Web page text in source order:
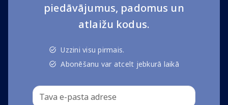
piedāvājumus, padomus un
atlaižu kodus.
Uzzini visu pirmais.
Abonēšanu var atcelt jebkurā laikā